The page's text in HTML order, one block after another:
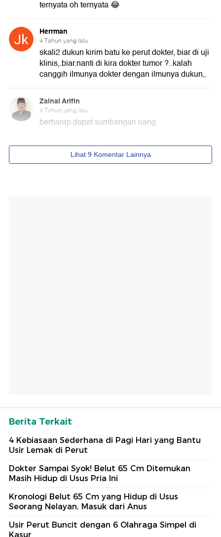
Berita Terkait
4 Kebiasaan Sederhana di Pagi Hari yang Bantu
Usir Lemak di Perut
Dokter Sampai Syok! Belut 65 Cm Ditemukan
Masih Hidup di Usus Pria Ini
Kronologi Belut 65 Cm yang Hidup di Usus
Seorang Nelayan, Masuk dari Anus
Usir Perut Buncit dengan 6 Olahraga Simpel di
Kasur